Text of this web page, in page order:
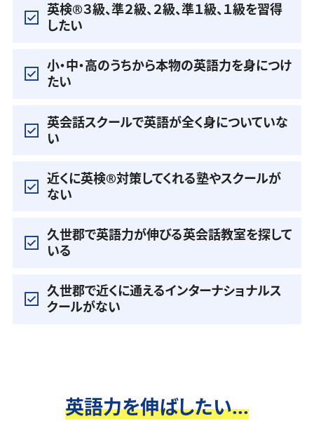
英検®️３級、準２級、２級、準１級、１級を習得
したい
小・中・高のうちから本物の英語力を身につけ
たい
英会話スクールで英語が全く身についていな
い
近くに英検®️対策してくれる塾やスクールが
ない
久世郡で英語力が伸びる英会話教室を探して
いる
久世郡で近くに通えるインターナショナルス
クールがない
英語力を伸ばしたい...